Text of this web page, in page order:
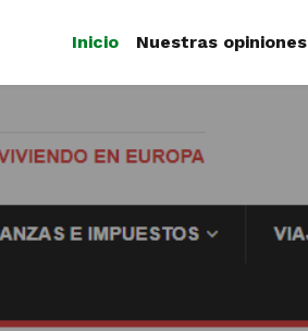
Inicio Nuestras opiniones